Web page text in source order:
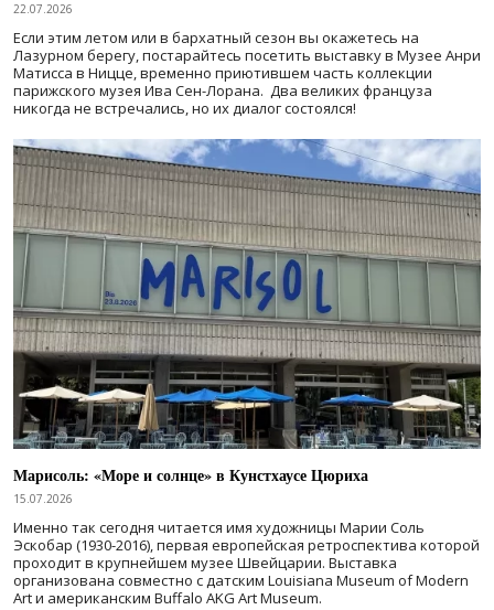
22.07.2026
Если этим летом или в бархатный сезон вы окажетесь на
Лазурном берегу, постарайтесь посетить выставку в Музее Анри
Матисса в Ницце, временно приютившем часть коллекции
парижского музея Ива Сен-Лорана. Два великих француза
никогда не встречались, но их диалог состоялся!
Марисоль: «Море и солнце» в Кунстхаусе Цюриха
15.07.2026
Именно так сегодня читается имя художницы Марии Соль
Эскобар (1930-2016), первая европейская ретроспектива которой
проходит в крупнейшем музее Швейцарии. Выставка
организована совместно с датским Louisiana Museum of Modern
Art и американским Buffalo AKG Art Museum.